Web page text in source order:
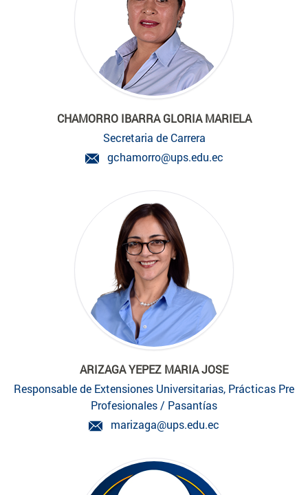
CHAMORRO IBARRA GLORIA MARIELA
Secretaria de Carrera
gchamorro@ups.edu.ec
ARIZAGA YEPEZ MARIA JOSE
Responsable de Extensiones Universitarias, Prácticas Pre
Profesionales / Pasantías
marizaga@ups.edu.ec